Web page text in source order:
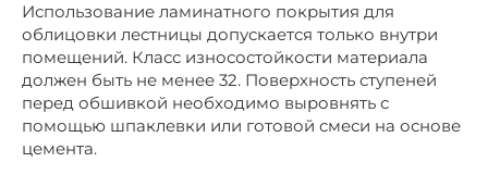
Использование ламинатного покрытия для
облицовки лестницы допускается только внутри
помещений. Класс износостойкости материала
должен быть не менее 32. Поверхность ступеней
перед обшивкой необходимо выровнять с
помощью шпаклевки или готовой смеси на основе
цемента.